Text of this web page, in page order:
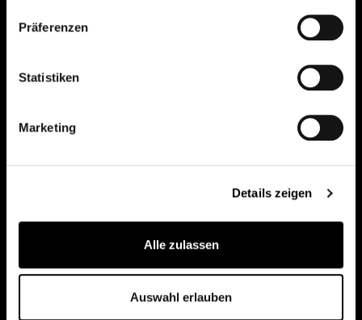
Präferenzen
Statistiken
Marketing
Details zeigen
Alle zulassen
Auswahl erlauben
Discover other Bonaldo spaces